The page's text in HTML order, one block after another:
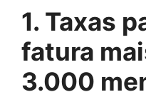
1. Taxas
fatura
3.000